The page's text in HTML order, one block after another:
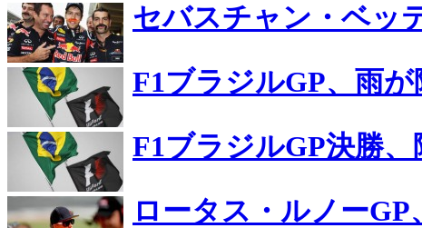
セバスチャン・ベッ
F1ブラジルGP、雨が
F1ブラジルGP決勝、
ロータス・ルノー